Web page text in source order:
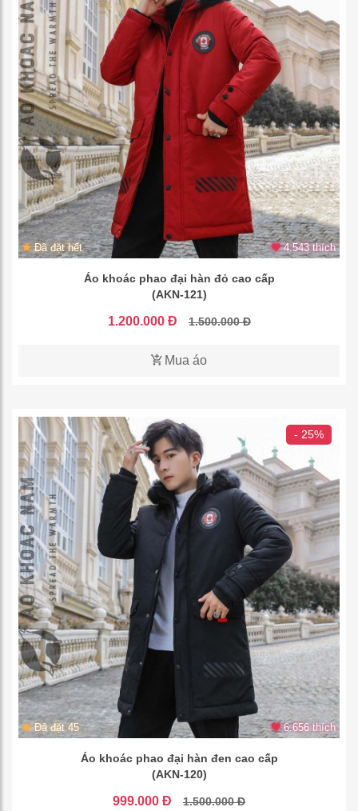
Đã đặt hết 4.543 thích
Áo khoác phao đại hàn đỏ cao cấp
(AKN-121)
1.200.000 Đ 1.500.000 Đ
Mua áo
- 25%
Đã đặt 45 6.656 thích
Áo khoác phao đại hàn đen cao cấp
(AKN-120)
999.000 Đ 1.500.000 Đ